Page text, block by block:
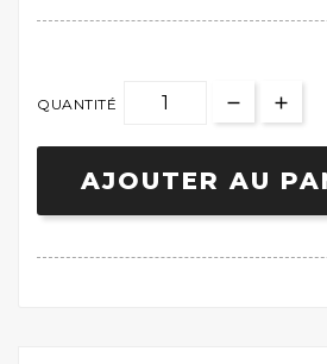
QUANTITÉ
AJOUTER AU